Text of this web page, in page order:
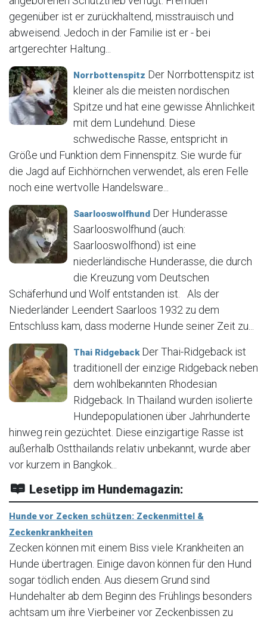
gegenüber ist er zurückhaltend, misstrauisch und
abweisend. Jedoch in der Familie ist er - bei
artgerechter Haltung...
Norrbottenspitz Der Norrbottenspitz ist
kleiner als die meisten nordischen
Spitze und hat eine gewisse Ähnlichkeit
mit dem Lundehund. Diese
schwedische Rasse, entspricht in
Größe und Funktion dem Finnenspitz. Sie wurde für
die Jagd auf Eichhörnchen verwendet, als eren Felle
noch eine wertvolle Handelsware...
Saarlooswolfhund Der Hunderasse
Saarlooswolfhund (auch:
Saarlooswolfhond) ist eine
niederländische Hunderasse, die durch
die Kreuzung vom Deutschen
Schäferhund und Wolf entstanden ist. Als der
Niederländer Leendert Saarloos 1932 zu dem
Entschluss kam, dass moderne Hunde seiner Zeit zu...
Thai RidgebackDer Thai-Ridgeback ist
traditionell der einzige Ridgeback neben
dem wohlbekannten Rhodesian
Ridgeback. In Thailand wurden isolierte
Hundepopulationen über Jahrhunderte
hinweg rein gezüchtet. Diese einzigartige Rasse ist
außerhalb Ostthailands relativ unbekannt, wurde aber
vor kurzem in Bangkok...
Lesetipp im Hundemagazin:
Hunde vor Zecken schützen: Zeckenmittel &
Zeckenkrankheiten
Zecken können mit einem Biss viele Krankheiten an
Hunde übertragen. Einige davon können für den Hund
sogar tödlich enden. Aus diesem Grund sind
Hundehalter ab dem Beginn des Frühlings besonders
achtsam um ihre Vierbeiner vor Zeckenbissen zu